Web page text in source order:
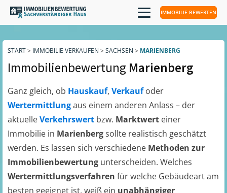
IMMOBILIE BEWERTEN
START> IMMOBILIE VERKAUFEN > SACHSEN > MARIENBERG
Immobilienbewertung Marienberg
Ganz gleich, ob Hauskauf, Verkaufoder
Wertermittlungaus einem anderen Anlass – der
aktuelleVerkehrswert bzw. Marktwert einer
Immobilie in Marienbergsollte realistisch geschätzt
werden. Es lassen sich verschiedene Methoden zur
Immobilienbewertung unterscheiden. Welches
Wertermittlungsverfahren für welche Gebäudeart am
besten geeignet ist, weiß ein unabhängiger